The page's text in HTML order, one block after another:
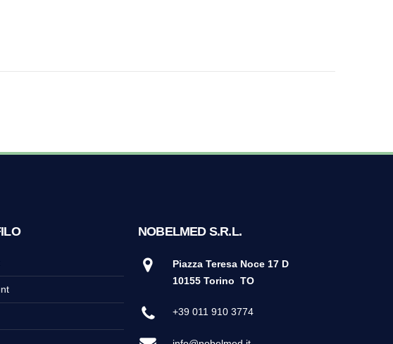
NOBELMED S.R.L.
Piazza Teresa Noce 17 D
10155 Torino TO
+39 011 910 3774